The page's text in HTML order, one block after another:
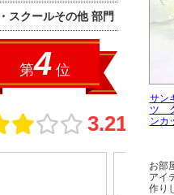
サン
ツ
ンカ
お部
アイ
作り